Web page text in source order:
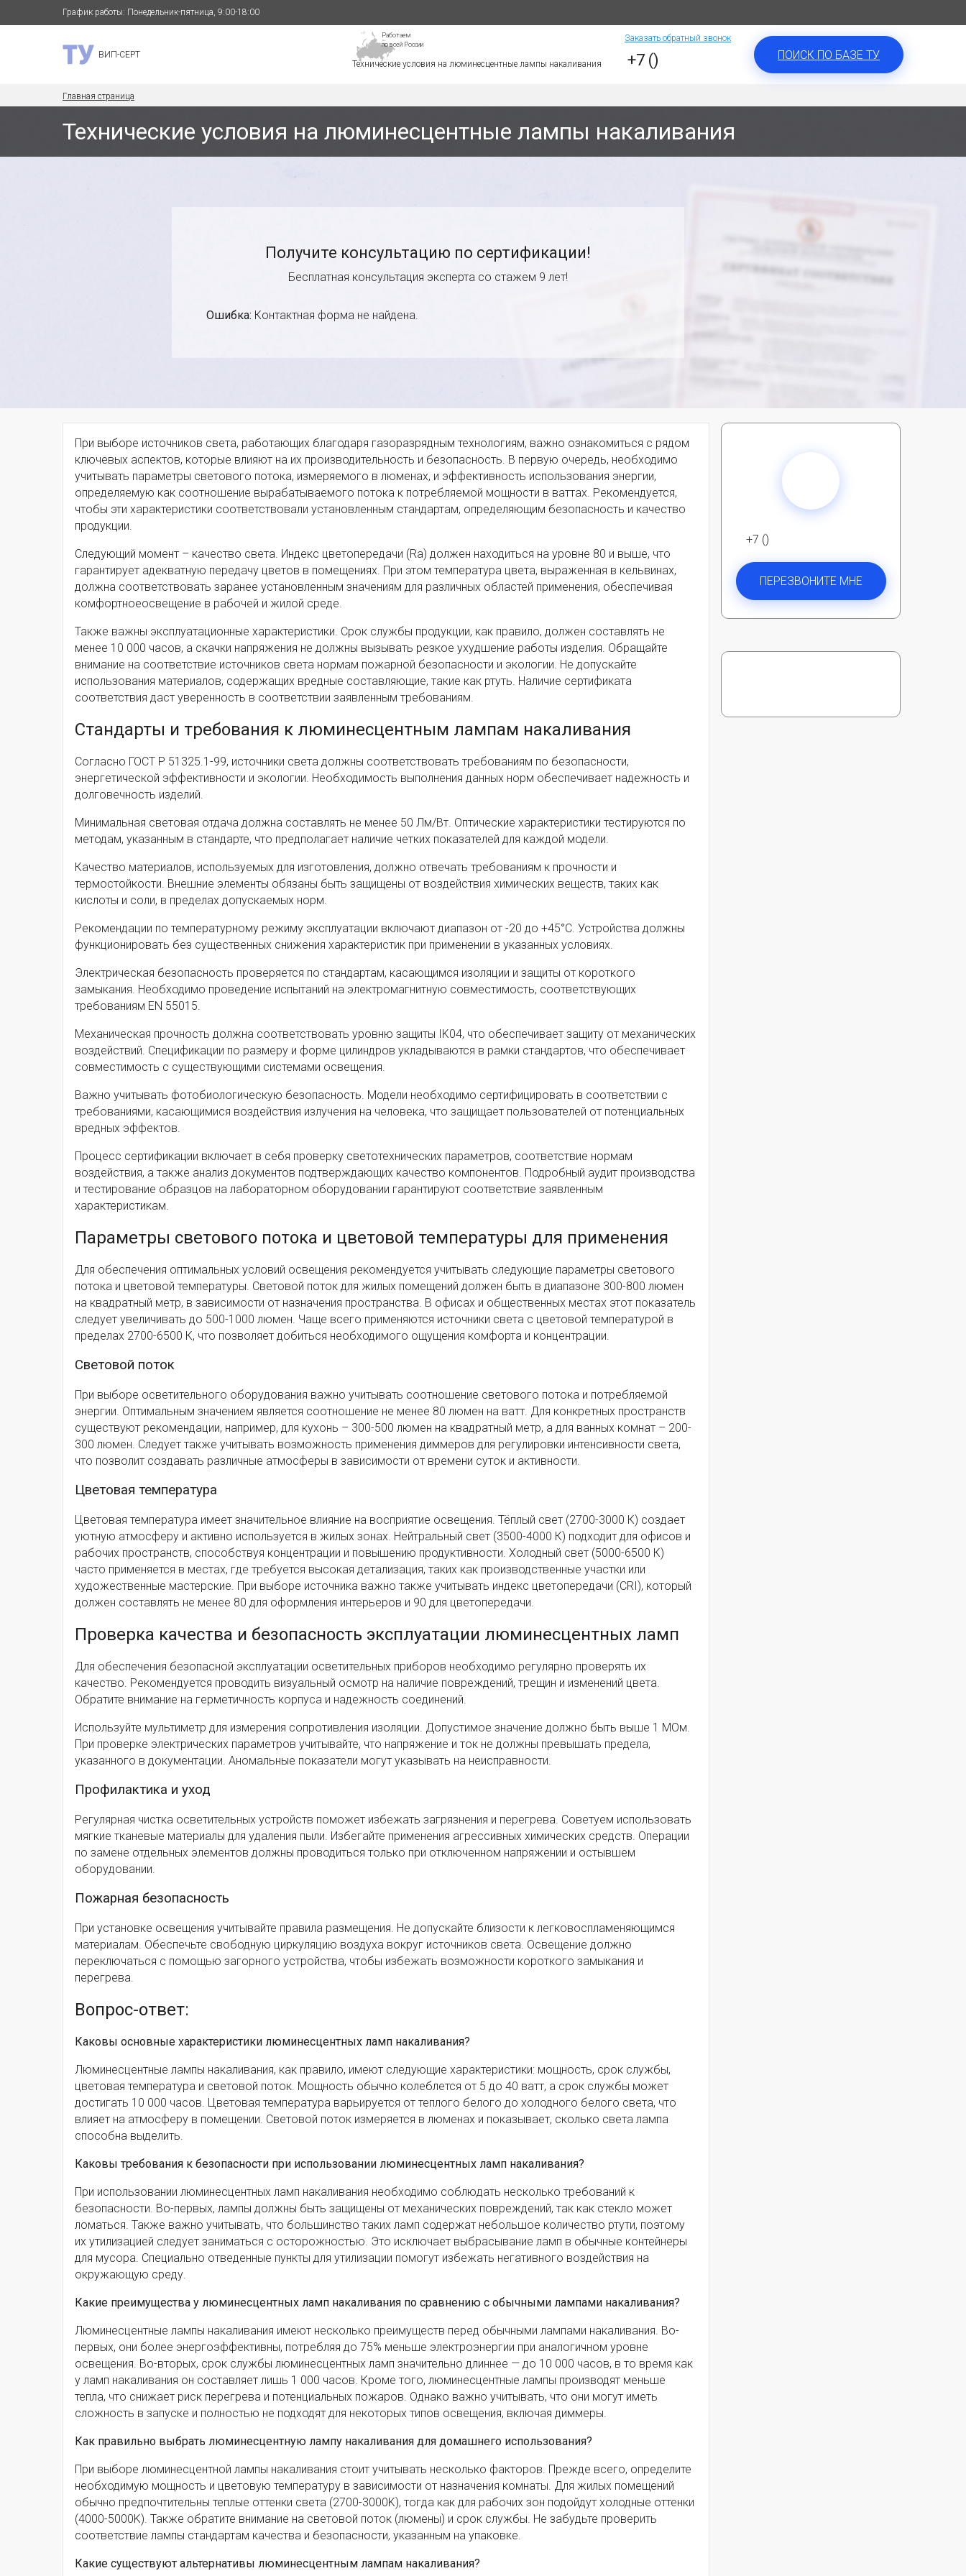
График работы: Понедельник-пятница, 9:00-18:00
ВИП-СЕРТ
Работаем
по всей России
Технические условия на люминесцентные лампы накаливания
Заказать обратный звонок
+7 () ПОИСК ПО БАЗЕ ТУ
Главная страница
Технические условия на люминесцентные лампы накаливания
Получите консультацию по сертификации!
Бесплатная консультация эксперта со стажем 9 лет!
Ошибка: Контактная форма не найдена.
При выборе источников света, работающих благодаря газоразрядным технологиям, важно ознакомиться с рядом
ключевых аспектов, которые влияют на их производительность и безопасность. В первую очередь, необходимо
учитывать параметры светового потока, измеряемого в люменах, и эффективность использования энергии,
определяемую как соотношение вырабатываемого потока к потребляемой мощности в ваттах. Рекомендуется,
чтобы эти характеристики соответствовали установленным стандартам, определяющим безопасность и качество
продукции.
Следующий момент – качество света. Индекс цветопередачи (Ra) должен находиться на уровне 80 и выше, что
гарантирует адекватную передачу цветов в помещениях. При этом температура цвета, выраженная в кельвинах,
должна соответствовать заранее установленным значениям для различных областей применения, обеспечивая
комфортноеосвещение в рабочей и жилой среде.
Также важны эксплуатационные характеристики. Срок службы продукции, как правило, должен составлять не
менее 10 000 часов, а скачки напряжения не должны вызывать резкое ухудшение работы изделия. Обращайте
внимание на соответствие источников света нормам пожарной безопасности и экологии. Не допускайте
использования материалов, содержащих вредные составляющие, такие как ртуть. Наличие сертификата
соответствия даст уверенность в соответствии заявленным требованиям.
Стандарты и требования к люминесцентным лампам накаливания
Согласно ГОСТ Р 51325.1-99, источники света должны соответствовать требованиям по безопасности,
энергетической эффективности и экологии. Необходимость выполнения данных норм обеспечивает надежность и
долговечность изделий.
Минимальная световая отдача должна составлять не менее 50 Лм/Вт. Оптические характеристики тестируются по
методам, указанным в стандарте, что предполагает наличие четких показателей для каждой модели.
Качество материалов, используемых для изготовления, должно отвечать требованиям к прочности и
термостойкости. Внешние элементы обязаны быть защищены от воздействия химических веществ, таких как
кислоты и соли, в пределах допускаемых норм.
Рекомендации по температурному режиму эксплуатации включают диапазон от -20 до +45°C. Устройства должны
функционировать без существенных снижения характеристик при применении в указанных условиях.
Электрическая безопасность проверяется по стандартам, касающимся изоляции и защиты от короткого
замыкания. Необходимо проведение испытаний на электромагнитную совместимость, соответствующих
требованиям EN 55015.
Механическая прочность должна соответствовать уровню защиты IK04, что обеспечивает защиту от механических
воздействий. Спецификации по размеру и форме цилиндров укладываются в рамки стандартов, что обеспечивает
совместимость с существующими системами освещения.
Важно учитывать фотобиологическую безопасность. Модели необходимо сертифицировать в соответствии с
требованиями, касающимися воздействия излучения на человека, что защищает пользователей от потенциальных
вредных эффектов.
Процесс сертификации включает в себя проверку светотехнических параметров, соответствие нормам
воздействия, а также анализ документов подтверждающих качество компонентов. Подробный аудит производства
и тестирование образцов на лабораторном оборудовании гарантируют соответствие заявленным
характеристикам.
Параметры светового потока и цветовой температуры для применения
Для обеспечения оптимальных условий освещения рекомендуется учитывать следующие параметры светового
потока и цветовой температуры. Световой поток для жилых помещений должен быть в диапазоне 300-800 люмен
на квадратный метр, в зависимости от назначения пространства. В офисах и общественных местах этот показатель
следует увеличивать до 500-1000 люмен. Чаще всего применяются источники света с цветовой температурой в
пределах 2700-6500 К, что позволяет добиться необходимого ощущения комфорта и концентрации.
Световой поток
При выборе осветительного оборудования важно учитывать соотношение светового потока и потребляемой
энергии. Оптимальным значением является соотношение не менее 80 люмен на ватт. Для конкретных пространств
существуют рекомендации, например, для кухонь – 300-500 люмен на квадратный метр, а для ванных комнат – 200-
300 люмен. Следует также учитывать возможность применения диммеров для регулировки интенсивности света,
что позволит создавать различные атмосферы в зависимости от времени суток и активности.
Цветовая температура
Цветовая температура имеет значительное влияние на восприятие освещения. Тёплый свет (2700-3000 К) создает
уютную атмосферу и активно используется в жилых зонах. Нейтральный свет (3500-4000 К) подходит для офисов и
рабочих пространств, способствуя концентрации и повышению продуктивности. Холодный свет (5000-6500 К)
часто применяется в местах, где требуется высокая детализация, таких как производственные участки или
художественные мастерские. При выборе источника важно также учитывать индекс цветопередачи (CRI), который
должен составлять не менее 80 для оформления интерьеров и 90 для цветопередачи.
Проверка качества и безопасность эксплуатации люминесцентных ламп
Для обеспечения безопасной эксплуатации осветительных приборов необходимо регулярно проверять их
качество. Рекомендуется проводить визуальный осмотр на наличие повреждений, трещин и изменений цвета.
Обратите внимание на герметичность корпуса и надежность соединений.
Используйте мультиметр для измерения сопротивления изоляции. Допустимое значение должно быть выше 1 МОм.
При проверке электрических параметров учитывайте, что напряжение и ток не должны превышать предела,
указанного в документации. Аномальные показатели могут указывать на неисправности.
Профилактика и уход
Регулярная чистка осветительных устройств поможет избежать загрязнения и перегрева. Советуем использовать
мягкие тканевые материалы для удаления пыли. Избегайте применения агрессивных химических средств. Операции
по замене отдельных элементов должны проводиться только при отключенном напряжении и остывшем
оборудовании.
Пожарная безопасность
При установке освещения учитывайте правила размещения. Не допускайте близости к легковоспламеняющимся
материалам. Обеспечьте свободную циркуляцию воздуха вокруг источников света. Освещение должно
переключаться с помощью загорного устройства, чтобы избежать возможности короткого замыкания и
перегрева.
Вопрос-ответ:
Каковы основные характеристики люминесцентных ламп накаливания?
Люминесцентные лампы накаливания, как правило, имеют следующие характеристики: мощность, срок службы,
цветовая температура и световой поток. Мощность обычно колеблется от 5 до 40 ватт, а срок службы может
достигать 10 000 часов. Цветовая температура варьируется от теплого белого до холодного белого света, что
влияет на атмосферу в помещении. Световой поток измеряется в люменах и показывает, сколько света лампа
способна выделить.
Каковы требования к безопасности при использовании люминесцентных ламп накаливания?
При использовании люминесцентных ламп накаливания необходимо соблюдать несколько требований к
безопасности. Во-первых, лампы должны быть защищены от механических повреждений, так как стекло может
ломаться. Также важно учитывать, что большинство таких ламп содержат небольшое количество ртути, поэтому
их утилизацией следует заниматься с осторожностью. Это исключает выбрасывание ламп в обычные контейнеры
для мусора. Специально отведенные пункты для утилизации помогут избежать негативного воздействия на
окружающую среду.
Какие преимущества у люминесцентных ламп накаливания по сравнению с обычными лампами накаливания?
Люминесцентные лампы накаливания имеют несколько преимуществ перед обычными лампами накаливания. Во-
первых, они более энергоэффективны, потребляя до 75% меньше электроэнергии при аналогичном уровне
освещения. Во-вторых, срок службы люминесцентных ламп значительно длиннее — до 10 000 часов, в то время как
у ламп накаливания он составляет лишь 1 000 часов. Кроме того, люминесцентные лампы производят меньше
тепла, что снижает риск перегрева и потенциальных пожаров. Однако важно учитывать, что они могут иметь
сложность в запуске и полностью не подходят для некоторых типов освещения, включая диммеры.
Как правильно выбрать люминесцентную лампу накаливания для домашнего использования?
При выборе люминесцентной лампы накаливания стоит учитывать несколько факторов. Прежде всего, определите
необходимую мощность и цветовую температуру в зависимости от назначения комнаты. Для жилых помещений
обычно предпочтительны теплые оттенки света (2700-3000K), тогда как для рабочих зон подойдут холодные оттенки
(4000-5000K). Также обратите внимание на световой поток (люмены) и срок службы. Не забудьте проверить
соответствие лампы стандартам качества и безопасности, указанным на упаковке.
Какие существуют альтернативы люминесцентным лампам накаливания?
+7 ()
ПЕРЕЗВОНИТЕ МНЕ